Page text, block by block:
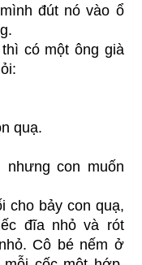
đút nó vào ổ
có một ông già
quạ.
con muốn
cho bảy con quạ,
đĩa nhỏ và rót
Cô bé nếm ở